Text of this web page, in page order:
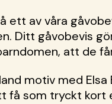
ett av våra
Ditt gåvobevis
att de
motiv med
få som tryckt kort